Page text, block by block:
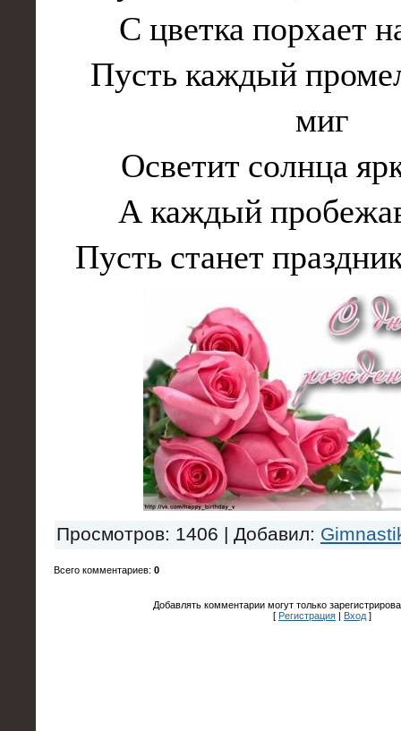
С цветка порхает
Пусть каждый
миг
Осветит солнца
А каждый
Пусть станет
Просмотров: 1406 | Добавил:
Всего комментариев: 0
Добавлять комментарии могут только
[ Регистрация | Вход ]